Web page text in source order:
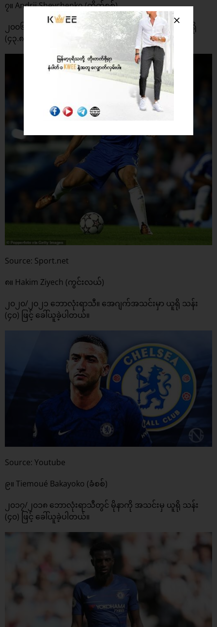
၇။ Andrii Shevchenko (တိုက်စစ်)
၂၀၀၆/၂၀၀၇ ဘောလုံးရာသီတွင် အေစီမီလန် အသင်းမှ ယူရို
(၄၃.၈၈) သန်းဖြင့်ခေါ်ယူခဲ့ပါတယ်။
Source: Sport.net
၈။ Hakim Ziyech (ကွင်းလယ်)
၂၀၂၀/၂၀၂၁ ဘောလုံးရာသီ။ အေဂျက်အသင်းမှာ ယူရို သန်း
(၄၀) ဖြင့် ခေါ်ယူခဲ့ပါတယ်။
Source: Youtube
၉။ Tiemoué Bakayoko (ခံစစ်)
၂၀၁၇/၂၀၁၈ ဘောလုံးရာသီတွင် မိုနာကို အသင်းမှ ယူရို သန်း
(၄၀) ဖြင့် ခေါ်ယူခဲ့ပါတယ်။